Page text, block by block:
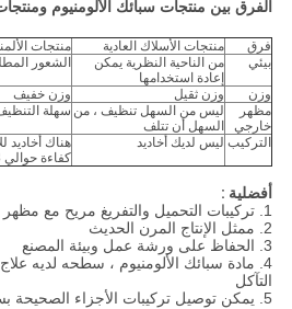
الفرق بين منتجات سبائك الألومنيوم
فرق منتجات الأسلاك العادية
منتجات
بيئي
من الناحية النظرية يمكن
إعادة استخدامها
الشعور
وزن وزن ثقيل
وزن خفيف
مظهر
خارجي
ليس من السهل تنظيف ، من
السهل أن تتلف
سهلة
التركيب ليس لديك أخاديد
هناك أخاديد
كفاءة حوالي 2/3 من التثبيت
أفضلية :
1. تركيبات التحميل والتفريغ مريح مع مظهر أنيق
2. ممثل الإنتاج المرن الحديث
3. الحفاظ على ورشة عمل وبيئة المصنع
4. مادة سبائك الألومنيوم ، سطحه لديه
التآكل
5. يمكن توصيل تركيبات الأجزاء الصحيحة بسرعة مع الملحقات الأخرى